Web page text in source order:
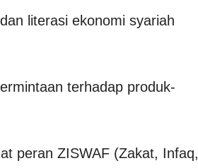
literasi ekonomi syariah
terhadap produk-
peran ZISWAF (Zakat, Infaq,